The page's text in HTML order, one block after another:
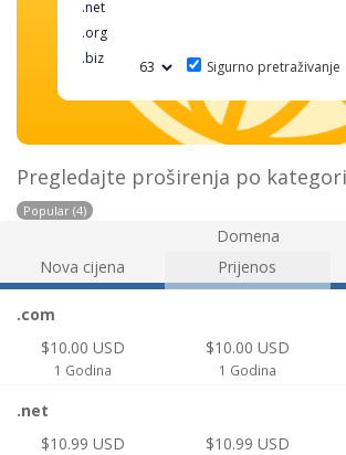
Sigurno pretraživanje
Pregledajte proširenja po
Popular (4)
Domena
Nova cijena
Prijenos
.com
$10.00 USD
1 Godina
$10.00 USD
1 Godina
.net
$10.99 USD
$10.99 USD